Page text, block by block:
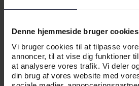
Denne hjemmeside bruger cookies
Vi bruger cookies til at tilpasse
annoncer, til at vise dig funktioner
at analysere vores trafik. Vi deler
din brug af vores website med
FOLKEMØDET